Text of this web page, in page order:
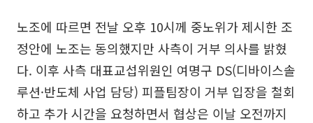
노조에 따르면 전날 오후 10시께 중노위가 제시한 조
정안에 노조는 동의했지만 사측이 거부 의사를 밝혔
다. 이후 사측 대표교섭위원인 여명구 DS(디바이스솔
루션·반도체 사업 담당) 피플팀장이 거부 입장을 철회
하고 추가 시간을 요청하면서 협상은 이날 오전까지